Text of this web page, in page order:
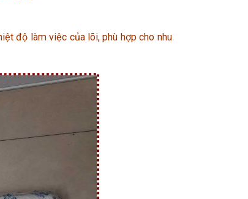
độ làm việc của lõi, phù hợp cho nhu